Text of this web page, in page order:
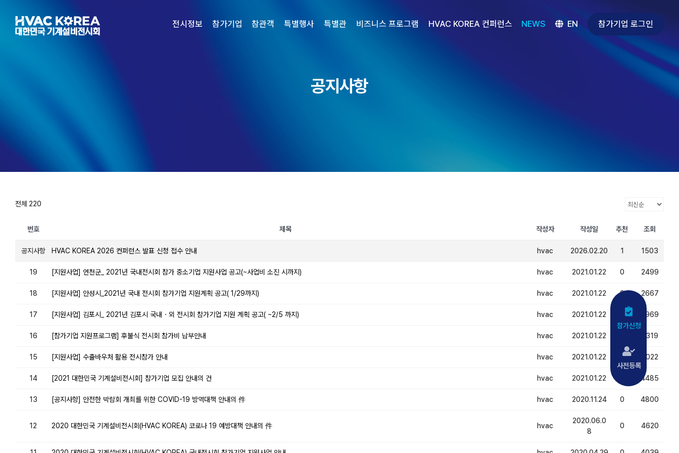
content
전시정보 참가기업 참관객 특별행사 특별관 비즈니스 프로그램 HVAC KOREA 컨퍼런스 NEWS EN 참가기업 로그인
공지사항
전체 220
번호 제목 작성자 작성일 추천 조회
공지사항 HVAC KOREA 2026 컨퍼런스 발표 신청 접수 안내 hvac 2026.02.20 1 1503
19 [지원사업] 연천군_ 2021년 국내전시회 참가 중소기업 지원사업 공고(~사업비 소진 시까지) hvac 2021.01.22 0 2499
18 [지원사업] 안성시_2021년 국내 전시회 참가기업 지원계획 공고( 1/29까지) hvac 2021.01.22 0 2667
17 [지원사업] 김포시_ 2021년 김포시 국내・외 전시회 참가기업 지원 계획 공고( ~2/5 까지) hvac 2021.01.22 2969
16 [참가기업 지원프로그램] 후불식 전시회 참가비 납부안내 hvac 2021.01.22 4319
15 [지원사업] 수출바우처 활용 전시참가 안내 hvac 2021.01.22 0 5022
14 [2021 대한민국 기계설비전시회] 참가기업 모집 안내의 건 hvac 2021.01.22 4485
13 [공지사항] 안전한 박람회 개최를 위한 COVID-19 방역대책 안내의 件 hvac 2020.11.24 0 4800
12 2020 대한민국 기계설비전시회(HVAC KOREA) 코로나 19 예방대책 안내의 件 hvac
2020.06.0
8
0 4620
참가신청
사전등록